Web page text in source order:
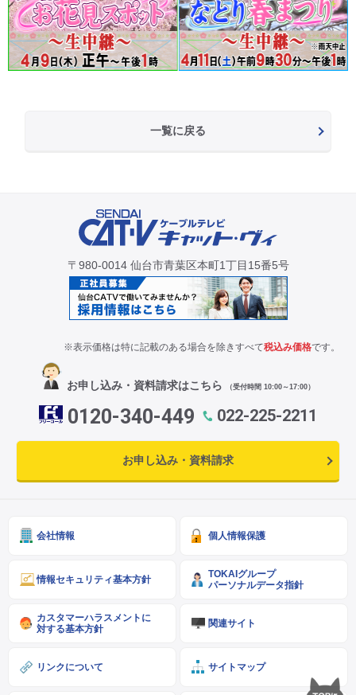
一覧に戻る
〒980-0014 仙台市青葉区本町1丁目15番5号
※表示価格は特に記載のある場合を除きすべて税込み価格です。
お申し込み・資料請求はこちら （受付時間 10:00～17:00）
0120-340-449 022-225-2211
お申し込み・資料請求
会社情報 個人情報保護
情報セキュリティ基本方針
TOKAIグループ
パーソナルデータ指針
カスタマーハラスメントに
対する基本方針
関連サイト
リンクについて サイトマップ